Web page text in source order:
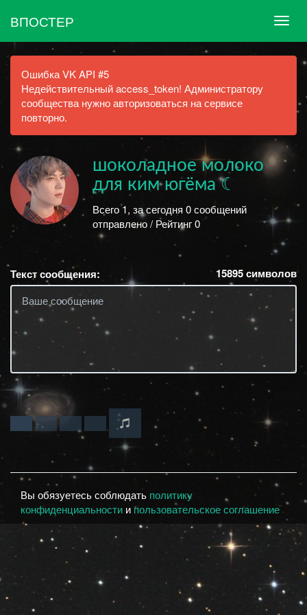
ВПОСТЕР
Ошибка VK API #5
Недействительный access_token! Администратору
сообщества нужно авторизоваться на сервисе
повторно.
шоколадное молоко
для ким югёма ☾
Всего 1, за сегодня 0 сообщений
отправлено / Рейтинг 0
Текст сообщения: 15895символов
Вы обязуетесь соблюдать политику
конфиденциальности и пользовательское соглашение